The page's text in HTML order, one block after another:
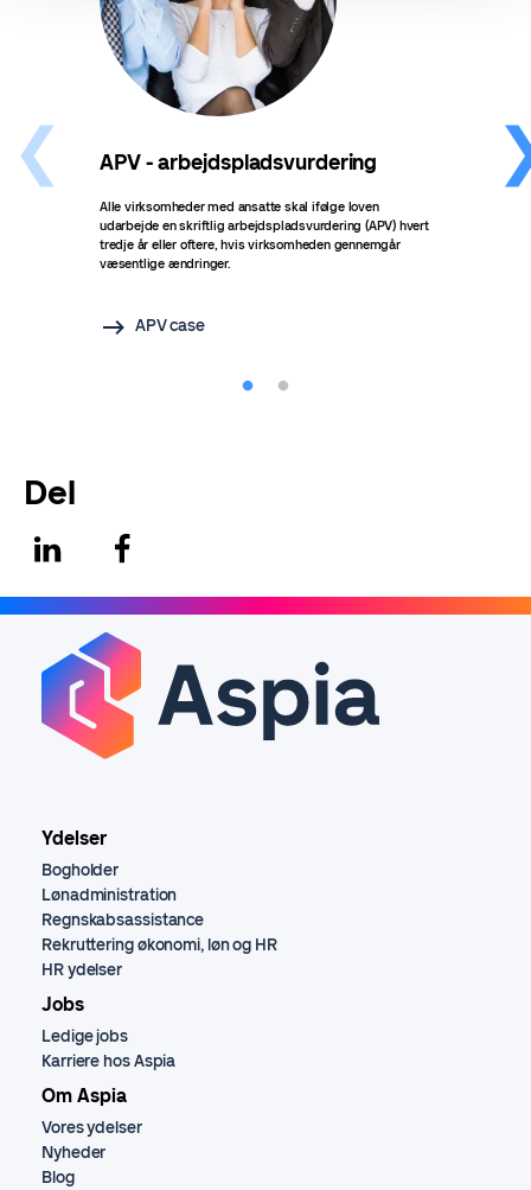
APV - arbejdspladsvurdering
Alle virksomheder med ansatte skal ifølge loven
udarbejde en skriftlig arbejdspladsvurdering (APV) hvert
tredje år eller oftere, hvis virksomheden gennemgår
væsentlige ændringer.
APV case
Del
Ydelser
Bogholder
Lønadministration
Regnskabsassistance
Rekruttering økonomi, løn og HR
HR ydelser
Jobs
Ledige jobs
Karriere hos Aspia
Om Aspia
Vores ydelser
Nyheder
Blog